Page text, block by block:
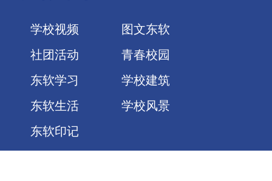
学校视频
图文东软
社团活动
青春校园
东软学习
学校建筑
东软生活
学校风景
东软印记